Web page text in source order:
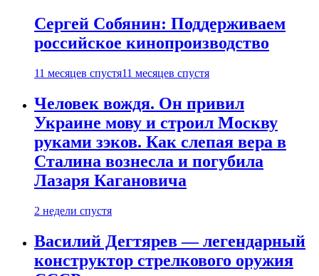
Сергей Собянин: Поддерживаем
российское кинопроизводство
11 месяцев спустя11 месяцев спустя
Человек вождя. Он привил
Украине мову и строил Москву
руками зэков. Как слепая вера в
Сталина вознесла и погубила
Лазаря Кагановича
2 недели спустя
Василий Дегтярев — легендарный
конструктор стрелкового оружия